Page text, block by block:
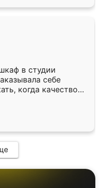
в студии
себе
когда качеством
кухня уже почти